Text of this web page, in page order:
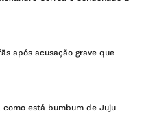
após acusação grave que
está bumbum de Juju